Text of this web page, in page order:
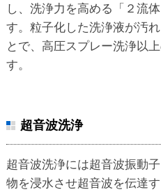
し、洗浄力を高める「２流
す。粒子化した洗浄液が汚
とで、高圧スプレー洗浄以
す。
超音波洗浄
超音波洗浄には超音波振動
物を浸水させ超音波を伝達